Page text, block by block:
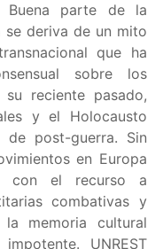
Buena parte de la
se deriva de un mito
que ha
sobre los
reciente pasado,
y el Holocausto
post-guerra. Sin
en Europa
con el recurso a
combativas y
memoria cultural
UNREST